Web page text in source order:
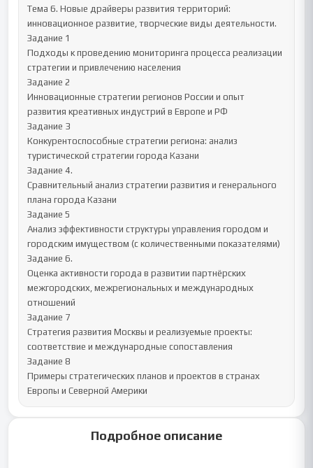
Тема 6. Новые драйверы развития территорий:
инновационное развитие, творческие виды деятельности.
Задание 1
Подходы к проведению мониторинга процесса реализации
стратегии и привлечению населения
Задание 2
Инновационные стратегии регионов России и опыт
развития креативных индустрий в Европе и РФ
Задание 3
Конкурентоспособные стратегии региона: анализ
туристической стратегии города Казани
Задание 4.
Сравнительный анализ стратегии развития и генерального
плана города Казани
Задание 5
Анализ эффективности структуры управления городом и
городским имуществом (с количественными показателями)
Задание 6.
Оценка активности города в развитии партнёрских
межгородских, межрегиональных и международных
отношений
Задание 7
Стратегия развития Москвы и реализуемые проекты:
соответствие и международные сопоставления
Задание 8
Примеры стратегических планов и проектов в странах
Европы и Северной Америки
Подробное описание